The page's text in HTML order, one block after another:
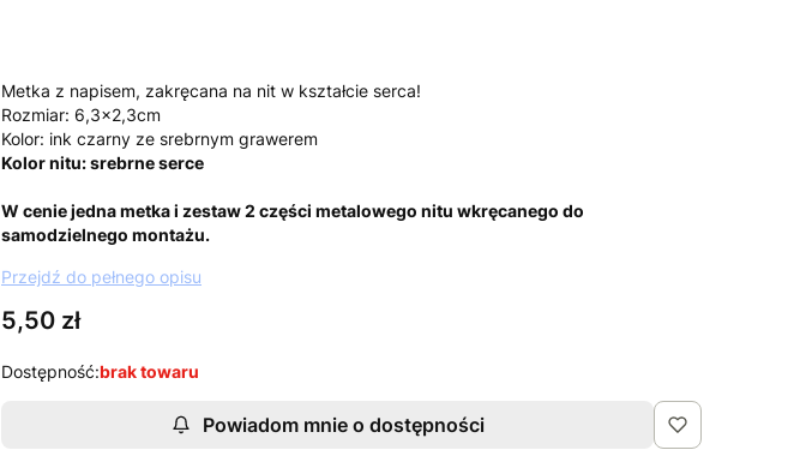
Metka z napisem, zakręcana na nit w kształcie serca!
Rozmiar: 6,3x2,3cm
Kolor: ink czarny ze srebrnym grawerem
Kolor nitu: srebrne serce
W cenie jedna metka i zestaw 2 części metalowego nitu wkręcanego do
samodzielnego montażu.
Przejdź do pełnego opisu
Cena
5,50 zł
Dostępność:brak towaru
Powiadom mnie o dostępności